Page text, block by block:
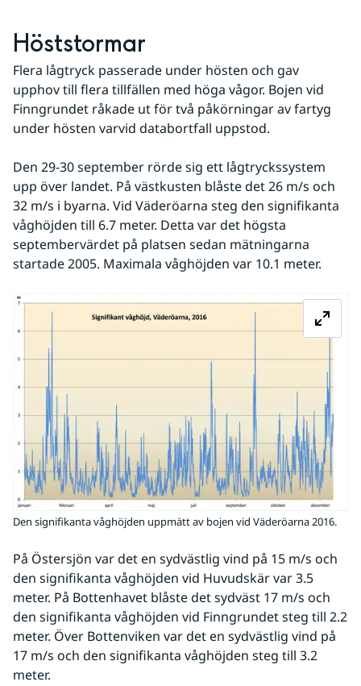
Höststormar
Flera lågtryck passerade under hösten och gav
upphov till flera tillfällen med höga vågor. Bojen vid
Finngrundet råkade ut för två påkörningar av fartyg
under hösten varvid databortfall uppstod.
Den 29-30 september rörde sig ett lågtryckssystem
upp över landet. På västkusten blåste det 26 m/s och
32 m/s i byarna. Vid Väderöarna steg den signifikanta
våghöjden till 6.7 meter. Detta var det högsta
septembervärdet på platsen sedan mätningarna
startade 2005. Maximala våghöjden var 10.1 meter.
Den signifikanta våghöjden uppmätt av bojen vid Väderöarna 2016.
På Östersjön var det en sydvästlig vind på 15 m/s och
den signifikanta våghöjden vid Huvudskär var 3.5
meter. På Bottenhavet blåste det sydväst 17 m/s och
den signifikanta våghöjden vid Finngrundet steg till 2.2
meter. Över Bottenviken var det en sydvästlig vind på
17 m/s och den signifikanta våghöjden steg till 3.2
meter.